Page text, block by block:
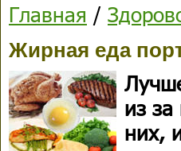
Главная /
Жирная еда
из
них,